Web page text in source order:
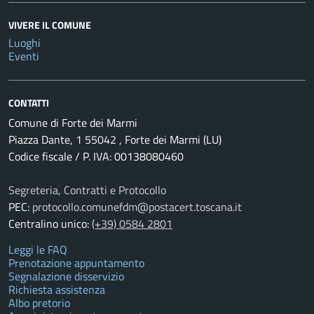
VIVERE IL COMUNE
Luoghi
Eventi
CONTATTI
Comune di Forte dei Marmi
Piazza Dante, 1 55042 , Forte dei Marmi (LU)
Codice fiscale / P. IVA: 00138080460
Segreteria, Contratti e Protocollo
PEC: protocollo.comunefdm@postacert.toscana.it
Centralino unico:(+39) 0584 2801
Leggi le FAQ
Prenotazione appuntamento
Segnalazione disservizio
Richiesta assistenza
Albo pretorio